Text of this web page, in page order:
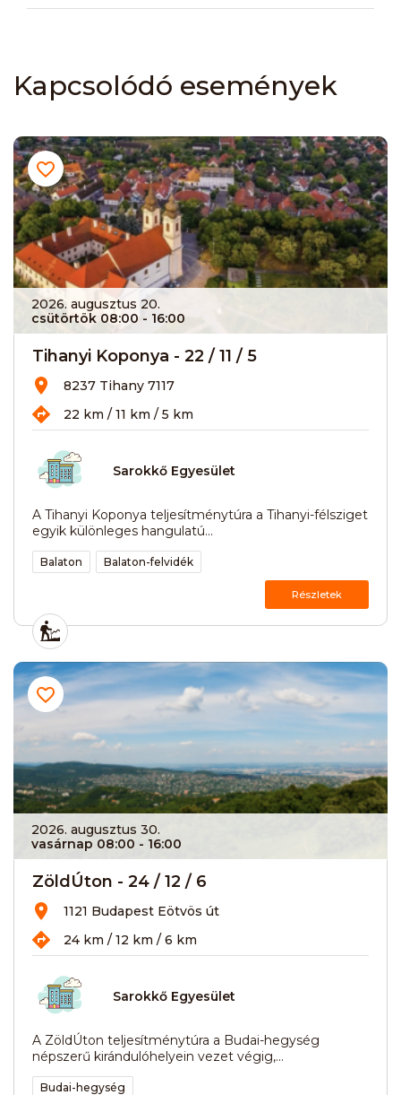
Kapcsolódó események
2026. augusztus 20.
csütörtök 08:00 - 16:00
Tihanyi Koponya - 22 / 11 / 5
8237 Tihany 7117
22 km / 11 km / 5 km
Sarokkő Egyesület
A Tihanyi Koponya teljesítménytúra a Tihanyi-félsziget
egyik különleges hangulatú...
Balaton Balaton-felvidék
Részletek
2026. augusztus 30.
vasárnap 08:00 - 16:00
ZöldÚton - 24 / 12 / 6
1121 Budapest Eötvös út
24 km / 12 km / 6 km
Sarokkő Egyesület
A ZöldÚton teljesítménytúra a Budai-hegység
népszerű kirándulóhelyein vezet végig,...
Budai-hegység